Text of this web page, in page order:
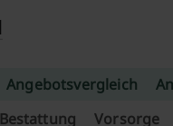
Angebotsvergleich
Bestattung
Vorsorge